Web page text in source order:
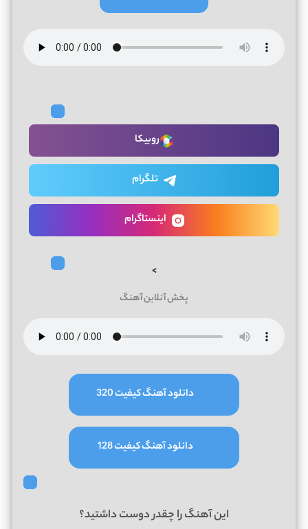
روبیکا
تلگرام
اینستاگرام
>
پخش آنلاین آهنگ
دانلود آهنگ کیفیت 320
دانلود آهنگ کیفیت 128
این آهنگ را چقدر دوست داشتید؟